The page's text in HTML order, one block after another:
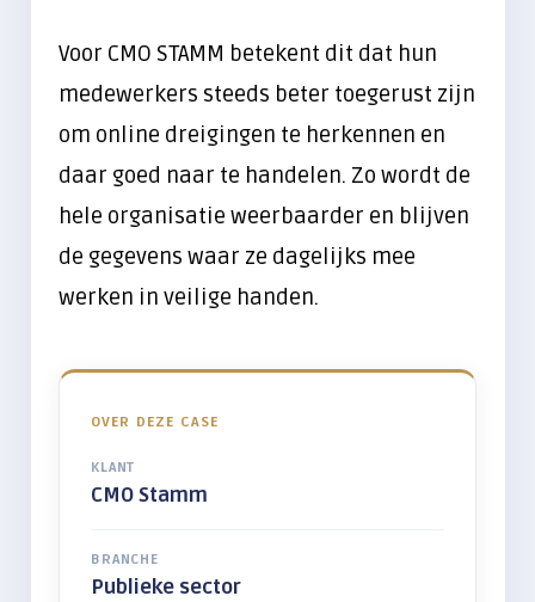
Voor CMO STAMM betekent dit dat hun
medewerkers steeds beter toegerust zijn
om online dreigingen te herkennen en
daar goed naar te handelen. Zo wordt de
hele organisatie weerbaarder en blijven
de gegevens waar ze dagelijks mee
werken in veilige handen.
OVER DEZE CASE
KLANT
CMO Stamm
BRANCHE
Publieke sector